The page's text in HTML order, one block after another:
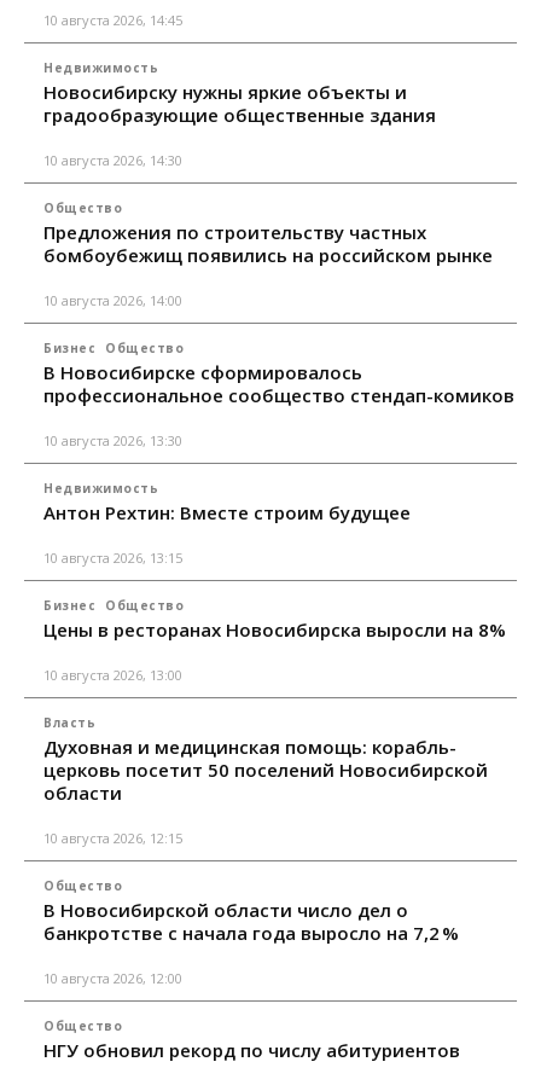
10 августа 2026, 14:45
Недвижимость
Новосибирску нужны яркие объекты и
градообразующие общественные здания
10 августа 2026, 14:30
Общество
Предложения по строительству частных
бомбоубежищ появились на российском рынке
10 августа 2026, 14:00
Бизнес Общество
В Новосибирске сформировалось
профессиональное сообщество стендап-комиков
10 августа 2026, 13:30
Недвижимость
Антон Рехтин: Вместе строим будущее
10 августа 2026, 13:15
Бизнес Общество
Цены в ресторанах Новосибирска выросли на 8%
10 августа 2026, 13:00
Власть
Духовная и медицинская помощь: корабль-
церковь посетит 50 поселений Новосибирской
области
10 августа 2026, 12:15
Общество
В Новосибирской области число дел о
банкротстве с начала года выросло на 7,2 %
10 августа 2026, 12:00
Общество
НГУ обновил рекорд по числу абитуриентов